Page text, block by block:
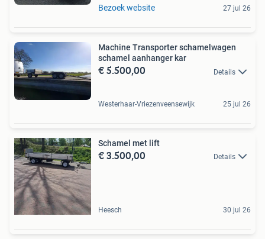
Bezoek website 27 jul 26
Machine Transporter schamelwagen
schamel aanhanger kar
€ 5.500,00 Details
Westerhaar-Vriezenveensewijk 25 jul 26
Schamel met lift
€ 3.500,00 Details
Heesch 30 jul 26